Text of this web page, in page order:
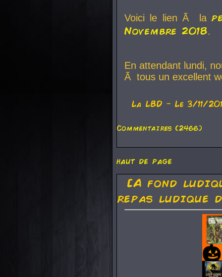
Voici le lien Ã la
Novembre 2018.
En attendant lundi,
Ã tous un excellent
La LBD - Le 3/11/
Commentaires (2466)
haut de page
[A fond
repas ludique